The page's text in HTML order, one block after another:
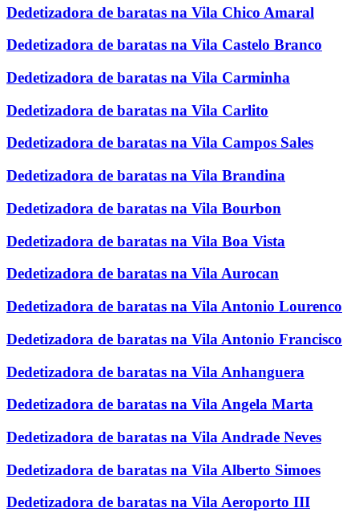
Dedetizadora de baratas na Vila Chico Amaral
Dedetizadora de baratas na Vila Castelo Branco
Dedetizadora de baratas na Vila Carminha
Dedetizadora de baratas na Vila Carlito
Dedetizadora de baratas na Vila Campos Sales
Dedetizadora de baratas na Vila Brandina
Dedetizadora de baratas na Vila Bourbon
Dedetizadora de baratas na Vila Boa Vista
Dedetizadora de baratas na Vila Aurocan
Dedetizadora de baratas na Vila Antonio Lourenco
Dedetizadora de baratas na Vila Antonio Francisco
Dedetizadora de baratas na Vila Anhanguera
Dedetizadora de baratas na Vila Angela Marta
Dedetizadora de baratas na Vila Andrade Neves
Dedetizadora de baratas na Vila Alberto Simoes
Dedetizadora de baratas na Vila Aeroporto III